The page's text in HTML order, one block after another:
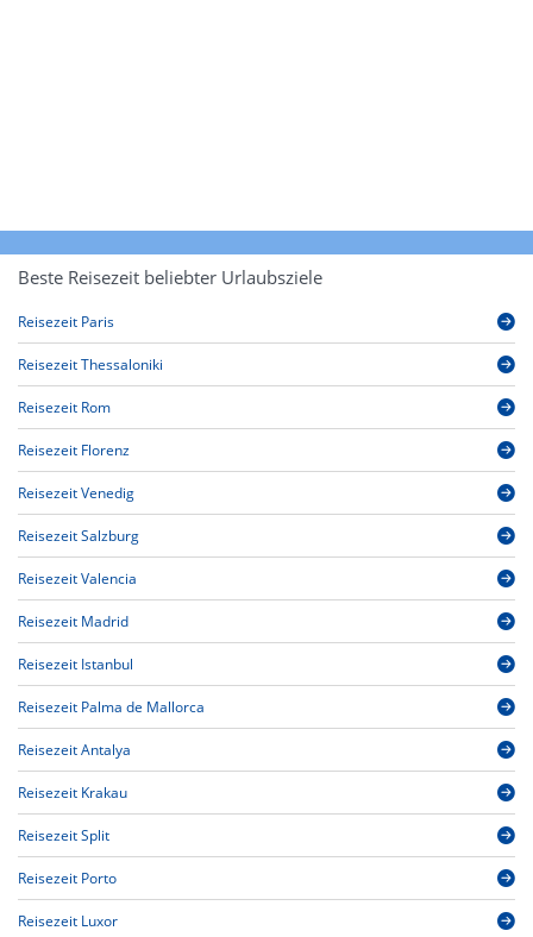
Beste Reisezeit beliebter Urlaubsziele
Reisezeit Paris
Reisezeit Thessaloniki
Reisezeit Rom
Reisezeit Florenz
Reisezeit Venedig
Reisezeit Salzburg
Reisezeit Valencia
Reisezeit Madrid
Reisezeit Istanbul
Reisezeit Palma de Mallorca
Reisezeit Antalya
Reisezeit Krakau
Reisezeit Split
Reisezeit Porto
Reisezeit Luxor